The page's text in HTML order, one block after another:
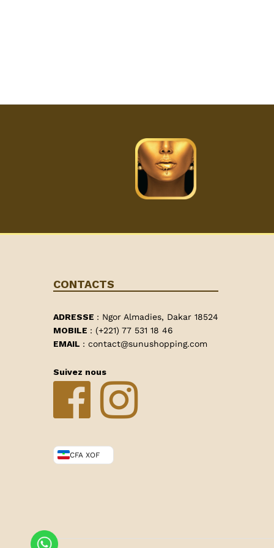
CONTACTS
ADRESSE : Ngor Almadies, Dakar 18524
MOBILE : (+221) 77 531 18 46
EMAIL : contact@sunushopping.com
Suivez nous
CFA XOF